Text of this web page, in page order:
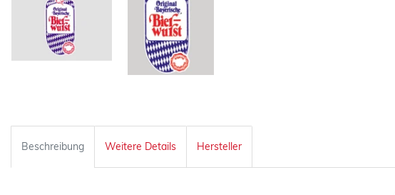
Beschreibung Weitere Details Hersteller